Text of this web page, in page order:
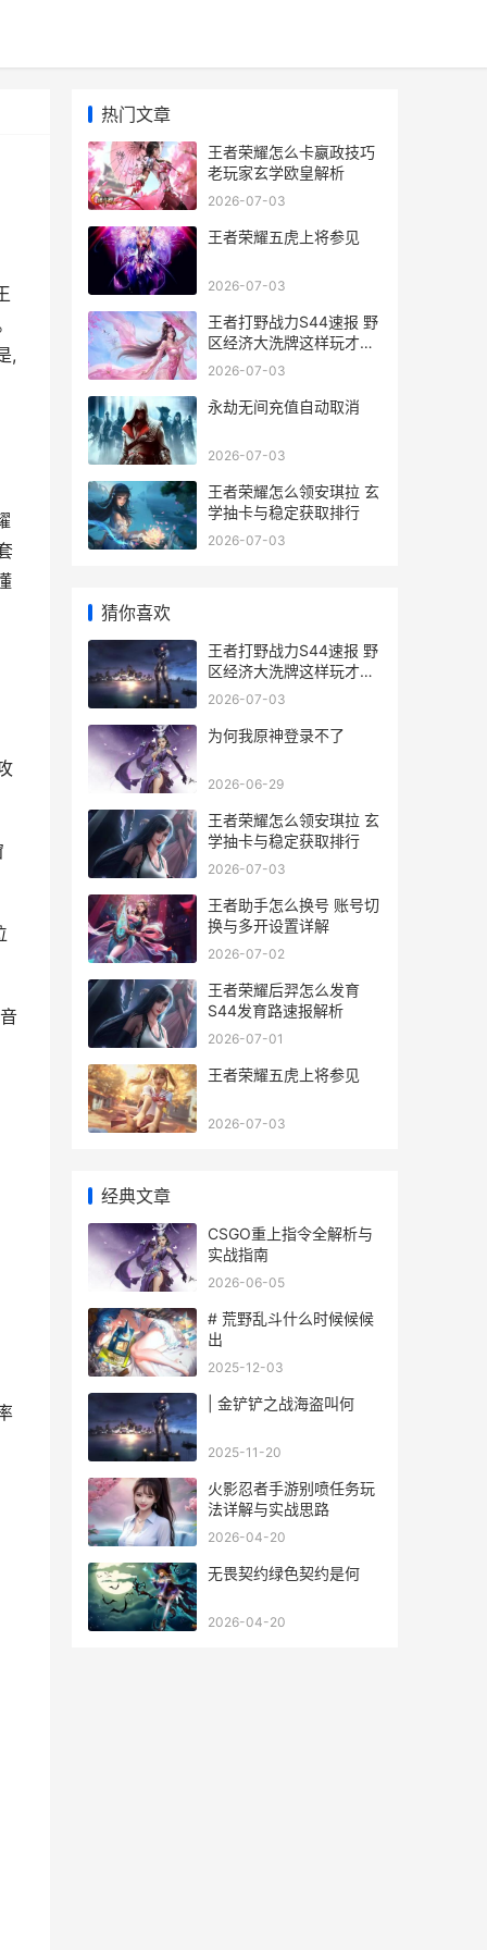
,
热门文章
王者荣耀怎么卡嬴政技巧
老玩家玄学欧皇解析
2026-07-03
王者荣耀五虎上将参见
2026-07-03
王者打野战力S44速报 野
区经济大洗牌这样玩才不
亏
2026-07-03
永劫无间充值自动取消
2026-07-03
王者荣耀怎么领安琪拉 玄
学抽卡与稳定获取排行
2026-07-03
猜你喜欢
王者打野战力S44速报 野
区经济大洗牌这样玩才不
亏
2026-07-03
为何我原神登录不了
2026-06-29
王者荣耀怎么领安琪拉 玄
学抽卡与稳定获取排行
2026-07-03
王者助手怎么换号 账号切
换与多开设置详解
2026-07-02
王者荣耀后羿怎么发育
S44发育路速报解析
2026-07-01
王者荣耀五虎上将参见
2026-07-03
经典文章
CSGO重上指令全解析与
实战指南
2026-06-05
# 荒野乱斗什么时候候候
出
2025-12-03
| 金铲铲之战海盗叫何
2025-11-20
火影忍者手游别喷任务玩
法详解与实战思路
2026-04-20
无畏契约绿色契约是何
2026-04-20